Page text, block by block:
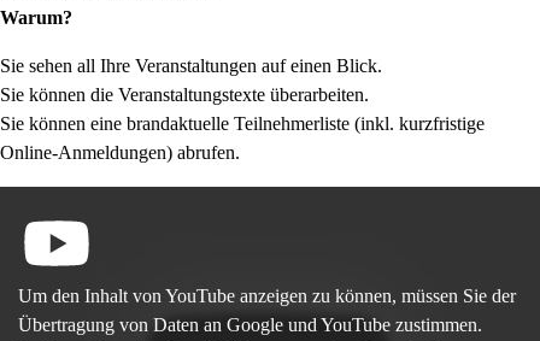
Warum?
Sie sehen all Ihre Veranstaltungen auf einen Blick.
Sie können die Veranstaltungstexte überarbeiten.
Sie können eine brandaktuelle Teilnehmerliste (inkl. kurzfristige
Online-Anmeldungen) abrufen.
Um den Inhalt von YouTube anzeigen zu können, müssen Sie der
Übertragung von Daten an Google und YouTube zustimmen.